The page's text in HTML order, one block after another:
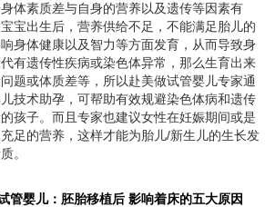
体素质差与自身的营养以及遗传等因素有
宝出生后，营养供给不足，不能满足胎儿的
身体健康以及智力等方面发育，从而导致身
有遗传性疾病或染色体异常，那么生育出来
题或体质差等，所以赴美做试管婴儿专家通
技术助孕，可帮助有效规避染色体病和遗传
孩子。而且专家也建议女性在妊娠期间或是
足的营养，这样才能为胎儿/新生儿的生长发
。
管婴儿：胚胎移植后 影响着床的五大原因